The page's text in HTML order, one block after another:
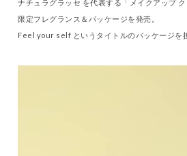
ナチュラグラッセ を代表する「メイクアップ
限定フレグランス＆パッケージを発売。
Feel your self というタイトルのパッケージを